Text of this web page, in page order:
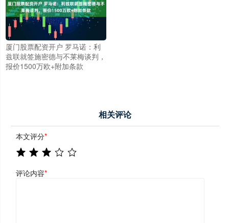
厦门股票配资开户 罗马诺：利
兹联就签施密德与不莱梅谈判，
报价1500万欧+附加条款
相关评论
本文评分*
评论内容*